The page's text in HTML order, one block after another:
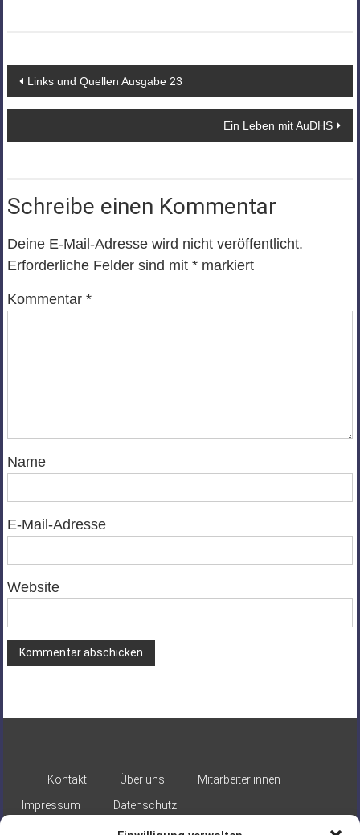
Beitragsnavigation
Links und Quellen Ausgabe 23
Ein Leben mit AuDHS
Schreibe einen Kommentar
Deine E-Mail-Adresse wird nicht veröffentlicht.
Erforderliche Felder sind mit *markiert
Kommentar *
Name
E-Mail-Adresse
Website
Kontakt Über uns
Mitarbeiter:innen
Impressum
Datenschutz